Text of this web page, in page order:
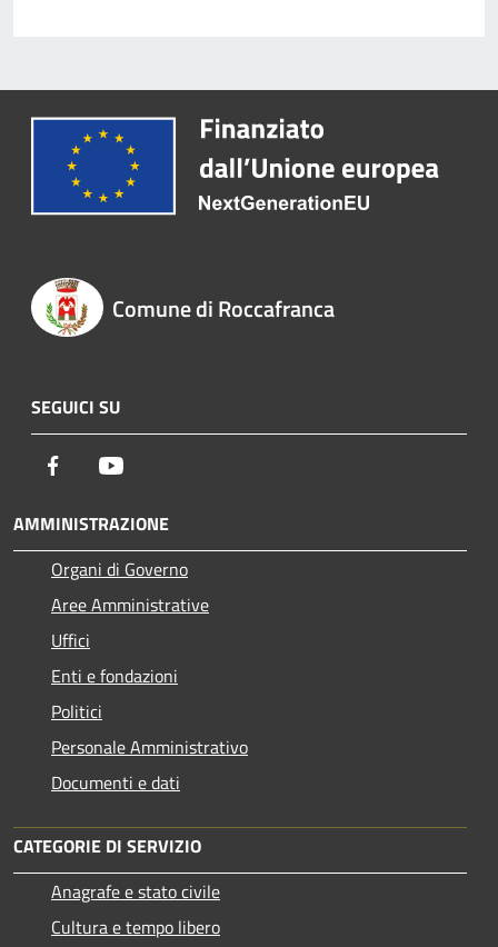
Comune di Roccafranca
SEGUICI SU
Facebook
AMMINISTRAZIONE
Organi di Governo
Aree Amministrative
Uffici
Enti e fondazioni
Politici
Personale Amministrativo
Documenti e dati
CATEGORIE DI SERVIZIO
Anagrafe e stato civile
Cultura e tempo libero